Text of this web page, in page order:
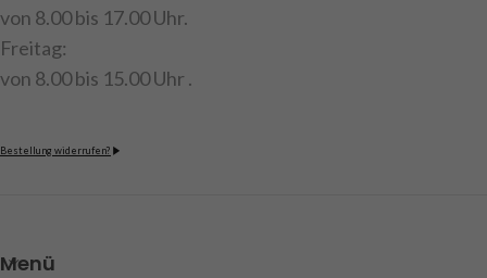
von 8.00 bis 17.00 Uhr.
Freitag:
von 8.00 bis 15.00 Uhr .
Bestellung widerrufen?
Menü